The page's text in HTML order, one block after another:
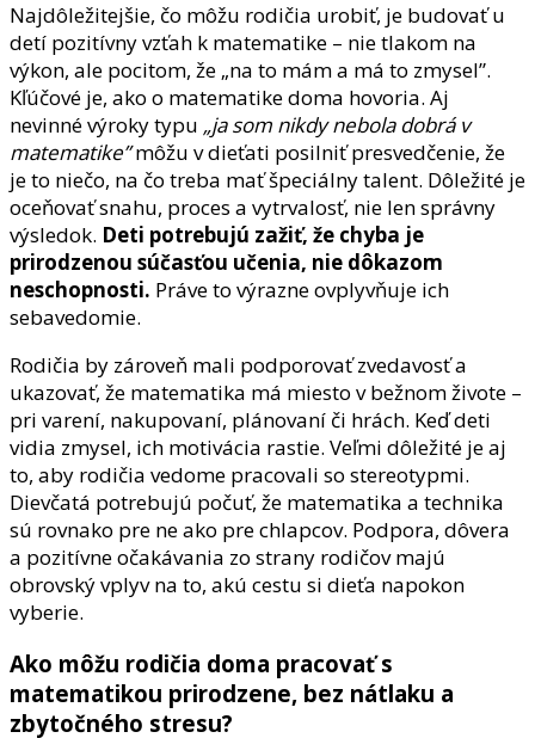
Najdôležitejšie, čo môžu rodičia urobiť, je budovať u
detí pozitívny vzťah k matematike – nie tlakom na
výkon, ale pocitom, že „na to mám a má to zmysel”.
Kľúčové je, ako o matematike doma hovoria. Aj
nevinné výroky typu „ja som nikdy nebola dobrá v
matematike”môžu v dieťati posilniť presvedčenie, že
je to niečo, na čo treba mať špeciálny talent. Dôležité je
oceňovať snahu, proces a vytrvalosť, nie len správny
výsledok. Deti potrebujú zažiť, že chyba je
prirodzenou súčasťou učenia, nie dôkazom
neschopnosti. Práve to výrazne ovplyvňuje ich
sebavedomie.
Rodičia by zároveň mali podporovať zvedavosť a
ukazovať, že matematika má miesto v bežnom živote –
pri varení, nakupovaní, plánovaní či hrách. Keď deti
vidia zmysel, ich motivácia rastie. Veľmi dôležité je aj
to, aby rodičia vedome pracovali so stereotypmi.
Dievčatá potrebujú počuť, že matematika a technika
sú rovnako pre ne ako pre chlapcov. Podpora, dôvera
a pozitívne očakávania zo strany rodičov majú
obrovský vplyv na to, akú cestu si dieťa napokon
vyberie.
Ako môžu rodičia doma pracovať s
matematikou prirodzene, bez nátlaku a
zbytočného stresu?